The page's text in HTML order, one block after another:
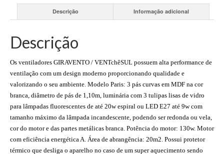
Descrição Informação adicional
Descrição
Os ventiladores GIRAVENTO / VENTchêSUL possuem alta performance de
ventilação com um design moderno proporcionando qualidade e
valorizando o seu ambiente. Modelo Paris: 3 pás curvas em MDF na cor
branca, diâmetro de pás de 1,10m, luminária com 3 tulipas lisas de vidro
para lâmpadas fluorescentes de até 20w espiral ou LED E27 até 9w com
tamanho máximo da lâmpada incandescente, podendo ser redonda ou vela,
cor do motor e das partes metálicas branca. Potência do motor: 130w. Motor
com eficiência energética A. Área de abrangência: 20m2. Possui protetor
térmico que desliga o aparelho no caso de um super aquecimento sendo